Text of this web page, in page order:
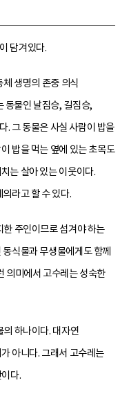
담겨있다.
생명의 존중 의식
동물인 날짐승, 길짐승,
. 그 동물은 사실 사람이 밥을
밥을 먹는 옆에 있는 초목도
는 살아 있는 이웃이다.
라고 할 수 있다.
주인이므로 섬겨야 하는
식물과 무생물에게도 함께
의미에서 고수레는 성숙한
하나이다. 대자연
아니다. 그래서 고수레는
다.